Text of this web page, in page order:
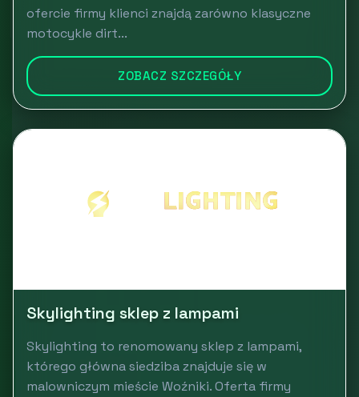
ofercie firmy klienci znajdą zarówno klasyczne
motocykle dirt...
ZOBACZ SZCZEGÓŁY
Skylighting sklep z lampami
Skylighting to renomowany sklep z lampami,
którego główna siedziba znajduje się w
malowniczym mieście Woźniki. Oferta firmy